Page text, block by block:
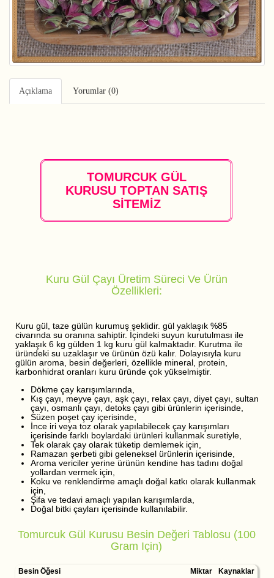
Açıklama Yorumlar (0)
TOMURCUK GÜL
KURUSU TOPTAN SATIŞ
SİTEMİZ
Kuru Gül Çayı Üretim Süreci Ve Ürün
Özellikleri:
Kuru gül, taze gülün kurumuş şeklidir. gül yaklaşık %85
civarında su oranına sahiptir. İçindeki suyun kurutulması ile
yaklaşık 6 kg gülden 1 kg kuru gül kalmaktadır. Kurutma ile
üründeki su uzaklaşır ve ürünün özü kalır. Dolayısıyla kuru
gülün aroma, besin değerleri, özellikle mineral, protein,
karbonhidrat oranları kuru üründe çok yükselmiştir.
Dökme çay karışımlarında,
Kış çayı, meyve çayı, aşk çayı, relax çayı, diyet çayı, sultan
çayı, osmanlı çayı, detoks çayı gibi ürünlerin içerisinde,
Süzen poşet çay içerisinde,
İnce iri veya toz olarak yapılabilecek çay karışımları
içerisinde farklı boylardaki ürünleri kullanmak suretiyle,
Tek olarak çay olarak tüketip demlemek için,
Ramazan şerbeti gibi geleneksel ürünlerin içerisinde,
Aroma vericiler yerine ürünün kendine has tadını doğal
yollardan vermek için,
Koku ve renklendirme amaçlı doğal katkı olarak kullanmak
için,
Şifa ve tedavi amaçlı yapılan karışımlarda,
Doğal bitki çayları içerisinde kullanılabilir.
Tomurcuk Gül Kurusu Besin Değeri Tablosu (100
Gram Için)
Besin Öğesi Miktar Kaynaklar